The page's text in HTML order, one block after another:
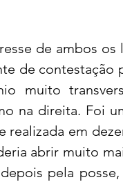
de ambos os
de contestação
muito
na direita. Foi
realizada em
abrir muito
pela